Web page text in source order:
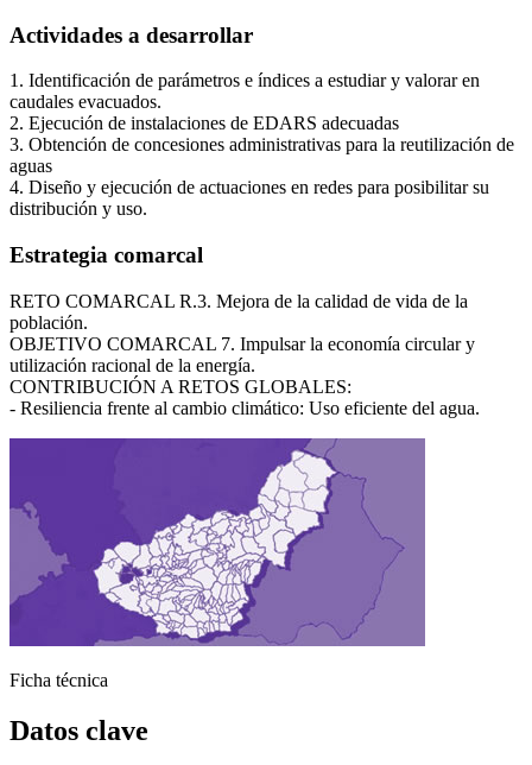
Actividades a desarrollar
1. Identificación de parámetros e índices a estudiar y valorar en
caudales evacuados.
2. Ejecución de instalaciones de EDARS adecuadas
3. Obtención de concesiones administrativas para la reutilización de
aguas
4. Diseño y ejecución de actuaciones en redes para posibilitar su
distribución y uso.
Estrategia comarcal
RETO COMARCAL R.3. Mejora de la calidad de vida de la
población.
OBJETIVO COMARCAL 7. Impulsar la economía circular y
utilización racional de la energía.
CONTRIBUCIÓN A RETOS GLOBALES:
- Resiliencia frente al cambio climático: Uso eficiente del agua.
Ficha técnica
Datos clave
Asistente